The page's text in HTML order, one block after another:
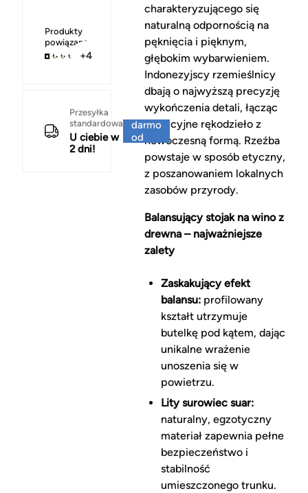
Produkty
powiązane
+4
Przesyłka
standardowa
U ciebie w
2 dni!
darmo
od
charakteryzującego się
naturalną odpornością na
pęknięcia i pięknym,
głębokim wybarwieniem.
Indonezyjscy rzemieślnicy
dbają o najwyższą precyzję
wykończenia detali, łącząc
tradycyjne rękodzieło z
nowoczesną formą. Rzeźba
powstaje w sposób etyczny,
z poszanowaniem lokalnych
zasobów przyrody.
Balansujący stojak na wino z
drewna – najważniejsze
zalety
Zaskakujący efekt
balansu:profilowany
kształt utrzymuje
butelkę pod kątem, dając
unikalne wrażenie
unoszenia się w
powietrzu.
Lity surowiec suar:
naturalny, egzotyczny
materiał zapewnia pełne
bezpieczeństwo i
stabilność
umieszczonego trunku.